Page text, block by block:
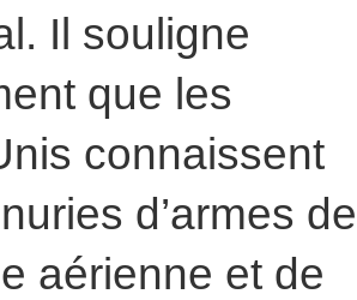
Il souligne
que les
connaissent
d’armes de
aérienne et de